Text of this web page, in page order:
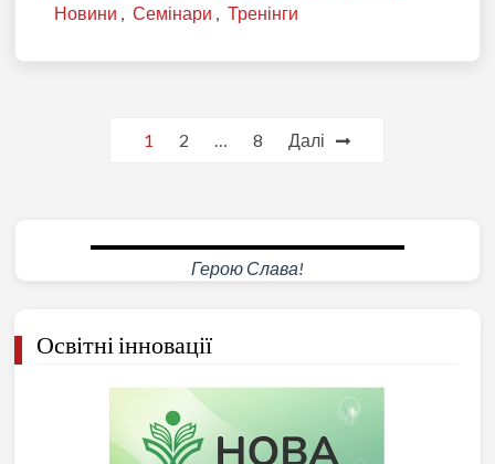
Новини
Семінари Тренінги
Пагінація1 2 8 Далі
Анатолій НАЗАРЕНКО
Герою Слава!
Освітні інновації